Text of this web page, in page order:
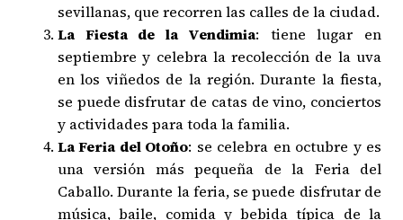
sevillanas, que recorren las calles de la ciudad.
La Fiesta de la Vendimia: tiene lugar en
septiembre y celebra la recolección de la uva
en los viñedos de la región. Durante la fiesta,
se puede disfrutar de catas de vino, conciertos
y actividades para toda la familia.
La Feria del Otoño: se celebra en octubre y es
una versión más pequeña de la Feria del
Caballo. Durante la feria, se puede disfrutar de
música, baile, comida y bebida típica de la